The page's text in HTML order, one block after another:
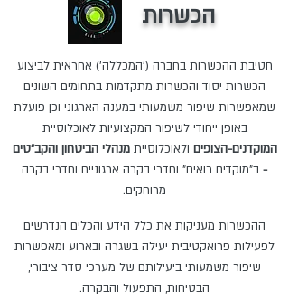
הכשרות
חטיבת ההכשרות בחברה ('המכללה') אחראית לביצוע
הכשרות יסוד והכשרות מתקדמות בתחומים השונים
שמאפשרות שיפור משמעותי במענה הארגוני וכן פועלת
באופן ייחודי לשיפור המקצועיותלאוכלוסיית
המוקדנים-הצופים ולאוכלוסיית מנהלי הביטחון והקב"טים
- ב"מוקדים רואים" וחדרי בקרה ארגוניים וחדרי בקרה
מרוחקים.
ההכשרות מעניקות את כלל הידע והכלים הנדרשים
לפעילות פרואקטיבית יעילה בשגרה ובארוע ומאפשרות
שיפור משמעותי ביעילותם של מערכי סדר ציבורי,
הבטיחות, התפעול והבקרה.